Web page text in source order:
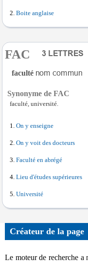
Boite anglaise
FAC
faculté
Synonyme de FAC
faculté, université.
On y enseigne
On y voit des docteurs
Faculté en abrégé
Lieu d'études supérieures
Université
Créateur de la page
Le moteur de recherche